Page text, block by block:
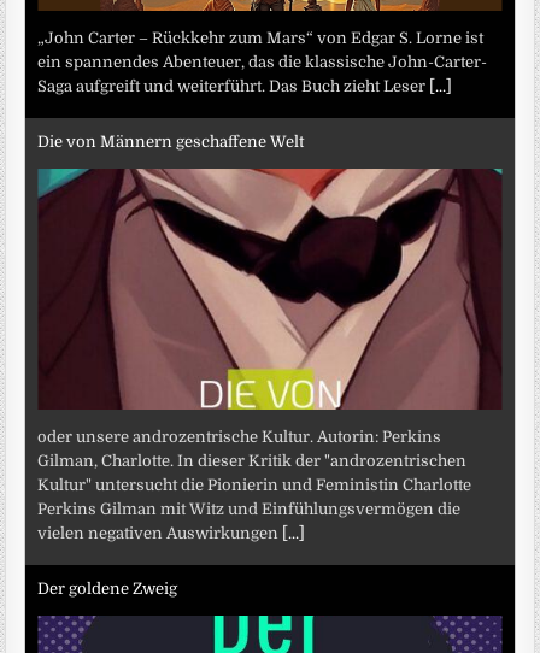
„John Carter – Rückkehr zum Mars“ von Edgar S. Lorne ist
ein spannendes Abenteuer, das die klassische John-Carter-
Saga aufgreift und weiterführt. Das Buch zieht Leser [...]
Die von Männern geschaffene Welt
oder unsere androzentrische Kultur. Autorin: Perkins
Gilman, Charlotte. In dieser Kritik der "androzentrischen
Kultur" untersucht die Pionierin und Feministin Charlotte
Perkins Gilman mit Witz und Einfühlungsvermögen die
vielen negativen Auswirkungen
[...]
Der goldene Zweig